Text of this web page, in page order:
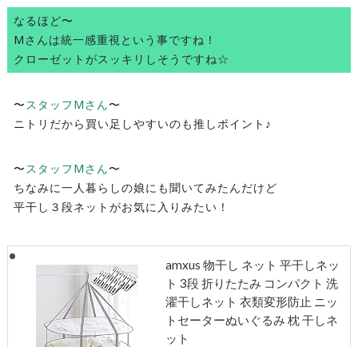
なるほど〜
Mさんは統一感重視という事ですね！
クローゼットがスッキリしそうですね☆
〜スタッフMさん〜
ニトリだから買い足しやすいのも推しポイント♪
〜スタッフMさん〜
ちなみに一人暮らしの娘にも聞いてみたんだけど
平干し３段ネットがお気に入りみたい！
amxus 物干し ネット 平干しネッ
ト 3段 折りたたみ コンパクト 洗
濯干しネット 衣類変形防止 ニッ
トセーターぬいぐるみ 枕 干しネ
ット